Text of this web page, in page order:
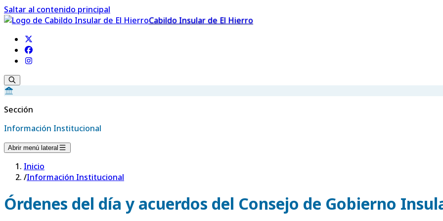
Saltar al contenido principal
Cabildo Insular de El Hierro
Sección
Información Institucional
Abrir menú lateral
Inicio
/Información Institucional
Órdenes del día y acuerdos del Consejo de Gobierno